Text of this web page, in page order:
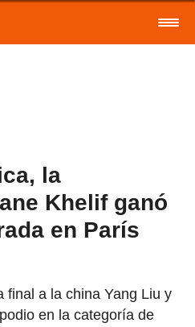
la
Khelif ganó
en París
final a la china Yang Liu y
en la categoría de